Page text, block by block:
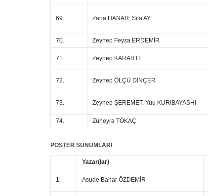
69. Zana HANAR, Sıla AY
70.
Zeynep Feyza ERDEMİR
71. Zeynep KARARTI
72. Zeynep ÖLÇÜ DİNÇER
73. Zeynep ŞEREMET, Yuu KURIBAYASHI
74.
Züheyra TOKAÇ
POSTER SUNUMLARI
Yazar(lar)
1. Asude Bahar ÖZDEMİR